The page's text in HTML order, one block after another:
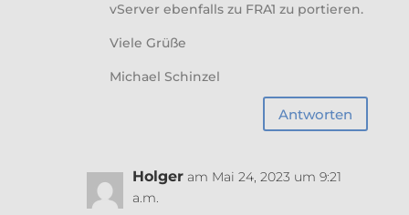
vServer ebenfalls zu FRA1 zu portieren.
Viele Grüße
Michael Schinzel
Antworten
Holger am Mai 24, 2023 um 9:21
a.m.